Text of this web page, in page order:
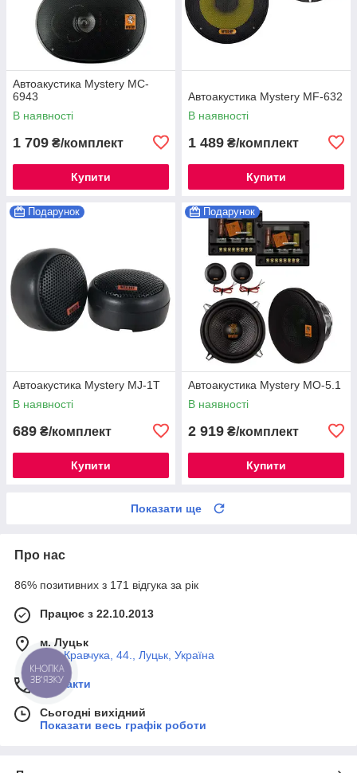
Автоакустика Mystery MC-
6943
В наявності
1 709 ₴/комплект
Купити
Автоакустика Mystery MF-632
В наявності
1 489 ₴/комплект
Купити
Подарунок
Автоакустика Mystery MJ-1T
В наявності
689 ₴/комплект
Купити
Подарунок
Автоакустика Mystery MO-5.1
В наявності
2 919 ₴/комплект
Купити
Показати ще
Про нас
86% позитивних з 171 відгука за рік
Працює з 22.10.2013
м. Луцьк
вул. Кравчука, 44., Луцьк, Україна
Контакти
Сьогодні вихідний
Показати весь графік роботи
КНОПКА
ЗВ'ЯЗКУ